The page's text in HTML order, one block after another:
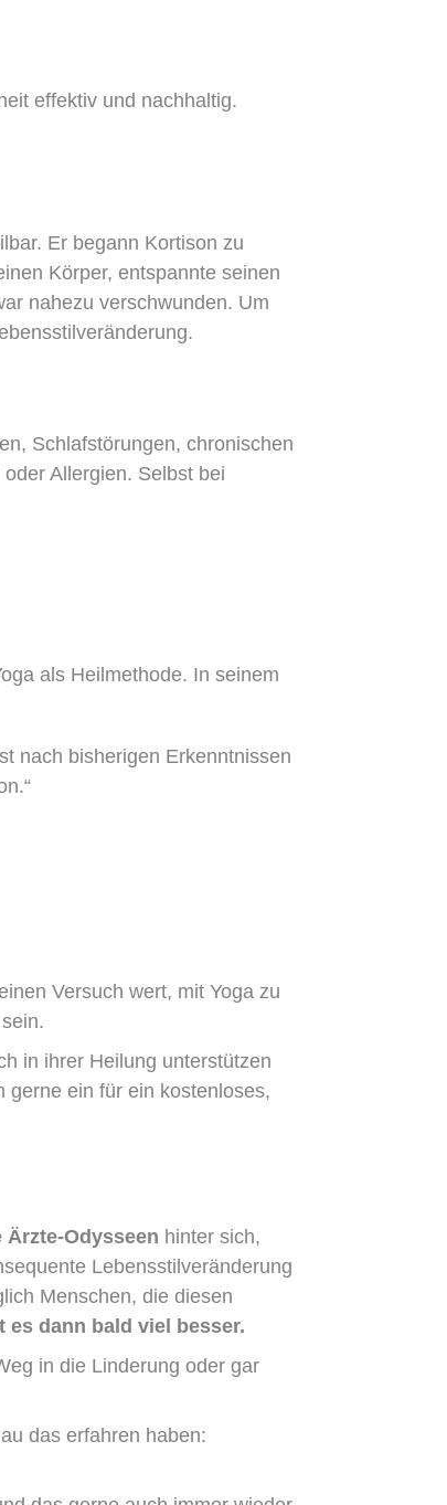
effektiv und nachhaltig.
Er begann Kortison zu
Körper, entspannte seinen
nahezu verschwunden. Um
Schlafstörungen, chronischen
Allergien. Selbst bei
als Heilmethode. In seinem
nach bisherigen Erkenntnissen
Versuch wert, mit Yoga zu
in ihrer Heilung unterstützen
gerne ein für ein kostenloses,
Ärzte-Odysseen hinter sich,
Lebensstilveränderung
Menschen, die diesen
es dann bald viel besser.
in die Linderung oder gar
das erfahren haben: